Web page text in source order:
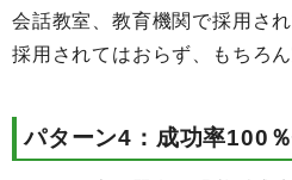
会話教室、教育機関で採用さ
採用されてはおらず、もちろ
パターン4：成功率100